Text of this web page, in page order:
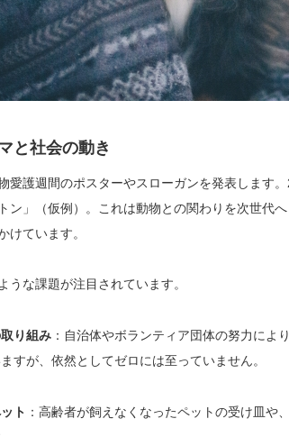
と社会の動き
愛護週間のポスターやスローガンを発表します
ン」（仮例）。これは動物との関わりを次世代
けています。
うな課題が注目されています。
り組み ：自治体やボランティア団体の努力によ
すが、依然としてゼロには至っていません。
ト ：高齢者が飼えなくなったペットの受け皿や